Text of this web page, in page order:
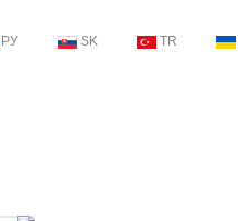
РУ SK TR